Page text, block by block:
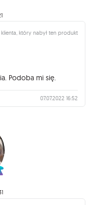
klienta, który nabył ten produkt
Podoba mi się.
07.07.2022 16:52